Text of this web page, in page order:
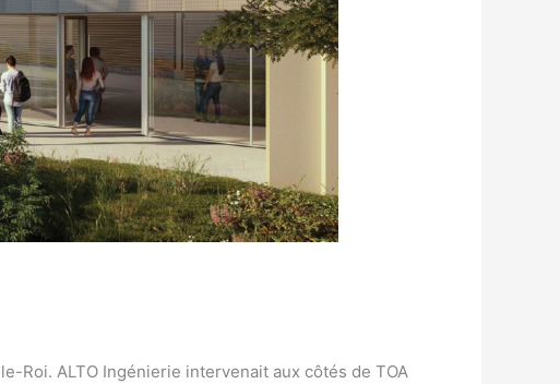
Roi. ALTO Ingénierie intervenait aux côtés de TOA